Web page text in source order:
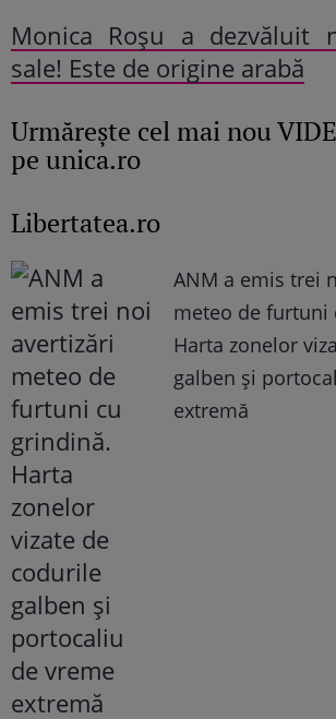
Monica Roșu a dezvăluit
sale! Este de origine arabă
Urmăreşte cel mai nou
pe unica.ro
Libertatea.ro
ANM a emis trei
meteo de furtuni
Harta zonelor
galben și
extremă